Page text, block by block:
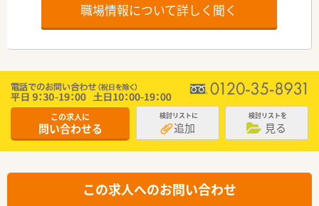
職場情報について詳しく聞く
この求人に
問い合わせる
検討リストに
追加
検討リストを
見る
この求人へのお問い合わせ